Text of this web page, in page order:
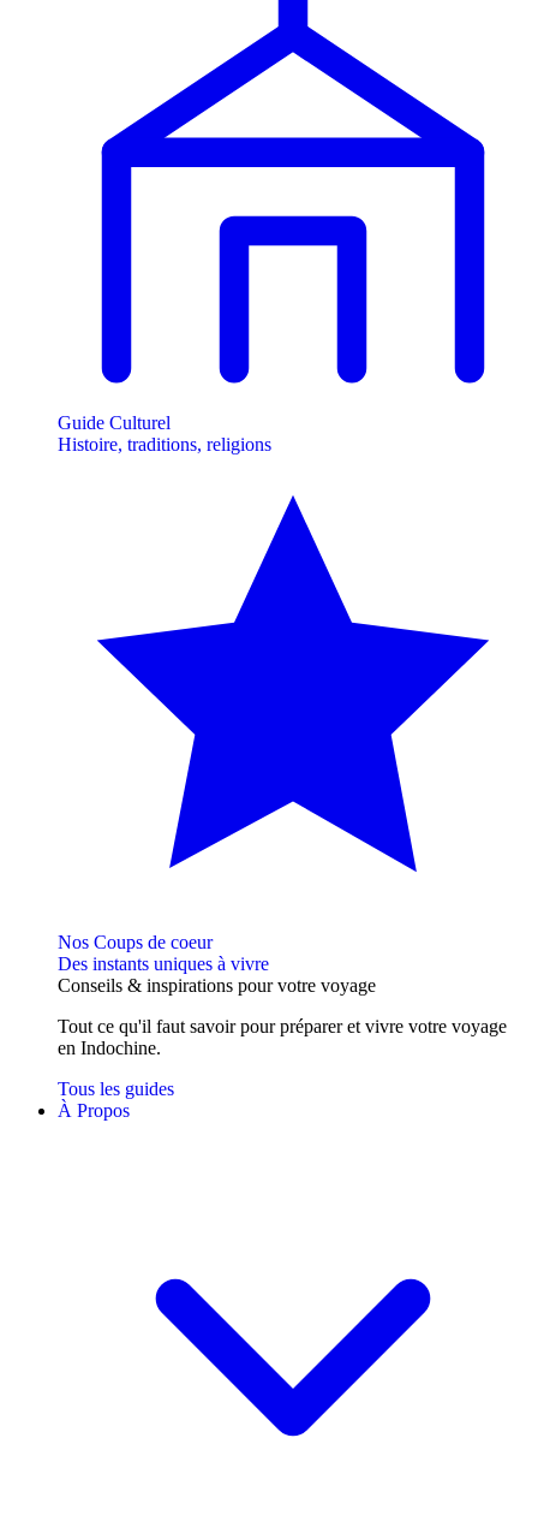
Guide Culturel
Histoire, traditions, religions
Nos Coups de coeur
Des instants uniques à vivre
Conseils & inspirations pour votre voyage
Tout ce qu'il faut savoir pour préparer et vivre votre voyage
en Indochine.
Tous les guides
À Propos